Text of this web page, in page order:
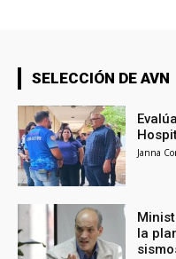
SELECCIÓN DE AVN
Janna
la